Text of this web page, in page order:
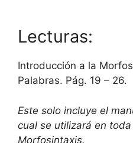
Lecturas:
Introducción a la
Palabras. Pág. 19 – 26.
Este solo incluye el
cual se utilizará en
Morfosintaxis.